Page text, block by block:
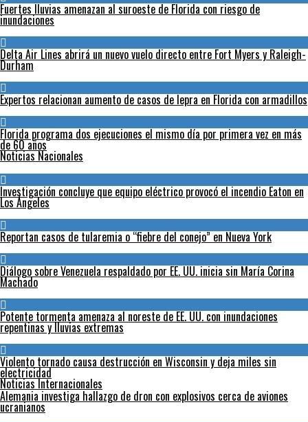
Fuertes lluvias amenazan al suroeste de Florida con riesgo de
inundaciones
Delta Air Lines abrirá un nuevo vuelo directo entre Fort Myers y Raleigh-
Durham
Expertos relacionan aumento de casos de lepra en Florida con armadillos
Florida programa dos ejecuciones el mismo día por primera vez en más
de 60 años
Noticias Nacionales
Investigación concluye que equipo eléctrico provocó el incendio Eaton en
Los Ángeles
Reportan casos de tularemia o “fiebre del conejo” en Nueva York
Diálogo sobre Venezuela respaldado por EE. UU. inicia sin María Corina
Machado
Potente tormenta amenaza al noreste de EE. UU. con inundaciones
repentinas y lluvias extremas
Violento tornado causa destrucción en Wisconsin y deja miles sin
electricidad
Noticias Internacionales
Alemania investiga hallazgo de dron con explosivos cerca de aviones
ucranianos